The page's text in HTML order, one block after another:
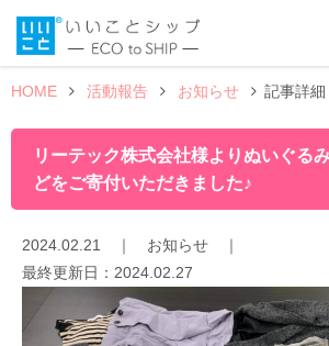
HOME 活動報告 お知らせ 記事詳細
リーテック株式会社様よりぬいぐる
どをご寄付いただきました♪
2024.02.21 ｜ お知らせ ｜
最終更新日： 2024.02.27